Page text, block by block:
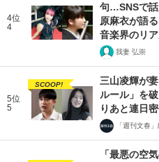
4位
4
句…SNSで話
原麻衣が語
音楽界のリ
我妻 弘崇
5位
5
SCOOP!
三山凌輝が
ルール」を
りあと連日
「週刊文春
「最悪の空